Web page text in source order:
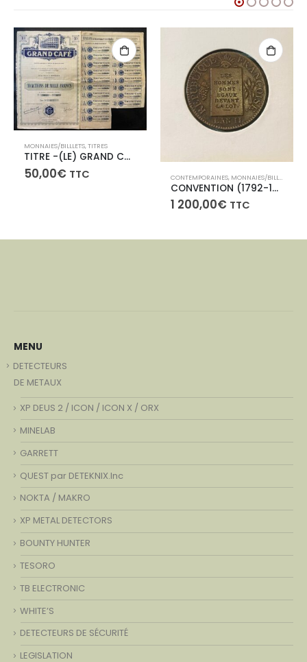
MONNAIES/BILLLETS,TITRES
TITRE -(LE) GRAND CAFÉ (de BORDEAUX)- 10 ACTIONS DE MILLE FRANCS
50,00€ TTC CONTEMPORAINES, MONNAIES/BILLLETS
CONVENTION (1792-1795) Sol aux balances, FRANCOISE AN II, 1793 FRAPPE d’ESSAI
1 200,00€ TTC
MENU
DETECTEURS
DE METAUX
XP DEUS 2 / ICON / ICON X / ORX
MINELAB
GARRETT
QUEST par DETEKNIX.Inc
NOKTA / MAKRO
XP METAL DETECTORS
BOUNTY HUNTER
TESORO
TB ELECTRONIC
WHITE’S
DETECTEURS DE SÉCURITÉ
LEGISLATION